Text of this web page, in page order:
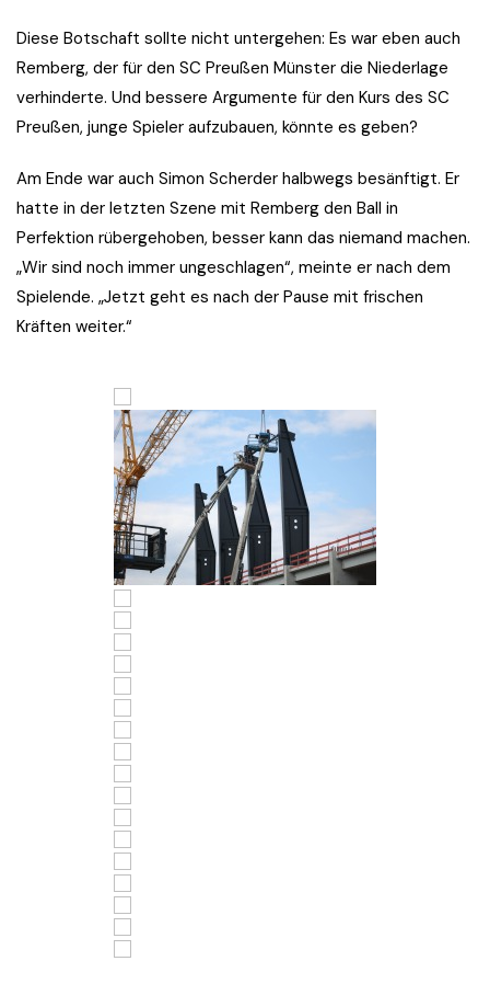
Diese Botschaft sollte nicht untergehen: Es war eben auch
Remberg, der für den SC Preußen Münster die Niederlage
verhinderte. Und bessere Argumente für den Kurs des SC
Preußen, junge Spieler aufzubauen, könnte es geben?
Am Ende war auch Simon Scherder halbwegs besänftigt. Er
hatte in der letzten Szene mit Remberg den Ball in
Perfektion rübergehoben, besser kann das niemand machen.
„Wir sind noch immer ungeschlagen“, meinte er nach dem
Spielende. „Jetzt geht es nach der Pause mit frischen
Kräften weiter.“